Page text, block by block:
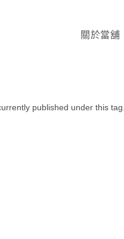
關於當舖
published under this tag.